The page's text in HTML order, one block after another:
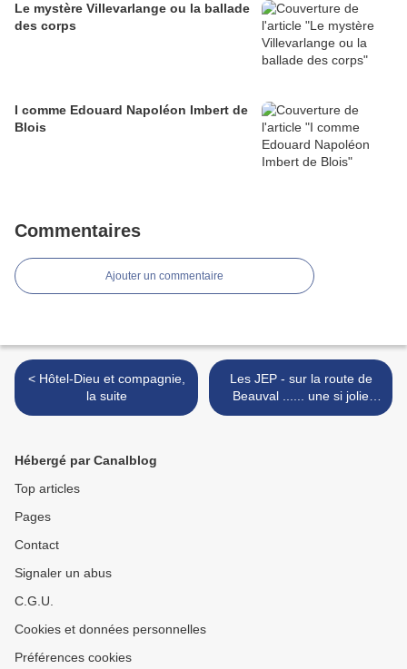
Le mystère Villevarlange ou la ballade
des corps
I comme Edouard Napoléon Imbert de
Blois
Commentaires
Ajouter un commentaire
< Hôtel-Dieu et compagnie,
la suite
Les JEP - sur la route de
Beauval ...... une si jolie
petite église >
Hébergé par Canalblog
Top articles
Pages
Contact
Signaler un abus
C.G.U.
Cookies et données personnelles
Préférences cookies